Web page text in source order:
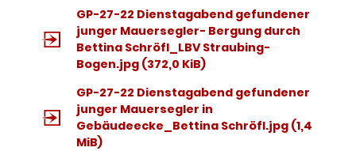
GP-27-22 Dienstagabend gefundener
junger Mauersegler- Bergung durch
Bettina Schröfl_LBV Straubing-
Bogen.jpg (372,0 KiB)
GP-27-22 Dienstagabend gefundener
junger Mauersegler in
Gebäudeecke_Bettina Schröfl.jpg (1,4
MiB)